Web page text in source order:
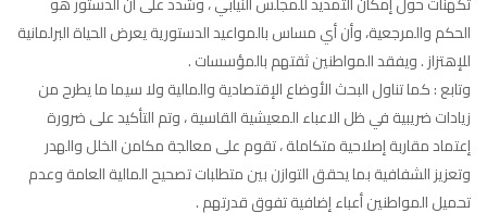
الحكم والمرجعية، وأن أي مساس بالمواعيد الدستورية يعرض الحياة البرلمانية
للإهتزاز . ويفقد المواطنين ثقتهم بالمؤسسات .
وتابع : كما تناول البحث الأوضاع الإقتصادية والمالية ولا سيما ما يطرح من
زيادات ضريبية في ظل الاعباء المعيشية القاسية ، وتم التأكيد على ضرورة
إعتماد مقاربة إصلاحية متكاملة ، تقوم على معالجة مكامن الخلل والهدر
وتعزيز الشفافية بما يحقق التوازن بين متطلبات تصحيح المالية العامة وعدم
تحميل المواطنين أعباء إضافية تفوق قدرتهم .